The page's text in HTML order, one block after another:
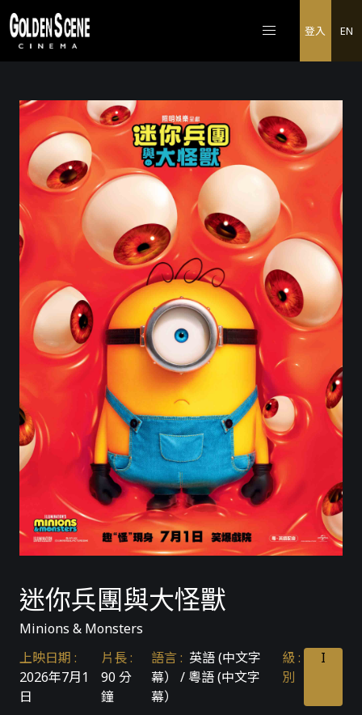
登入 EN
迷你兵團與大怪獸
Minions & Monsters
上映日期 :
2026年7月1
日
片長 :
90 分
鐘
語言: 英語 (中文字
幕） / 粵語 (中文字
幕）
級
別
: I